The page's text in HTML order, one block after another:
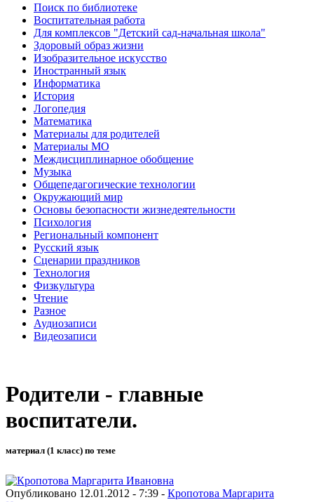
Поиск по библиотеке
Воспитательная работа
Для комплексов "Детский сад-начальная школа"
Здоровый образ жизни
Изобразительное искусство
Иностранный язык
Информатика
История
Логопедия
Математика
Материалы для родителей
Материалы МО
Междисциплинарное обобщение
Музыка
Общепедагогические технологии
Окружающий мир
Основы безопасности жизнедеятельности
Психология
Региональный компонент
Русский язык
Сценарии праздников
Технология
Физкультура
Чтение
Разное
Аудиозаписи
Видеозаписи
Родители - главные
воспитатели.
материал (1 класс) по теме
Опубликовано 12.01.2012 - 7:39 - Кропотова Маргарита